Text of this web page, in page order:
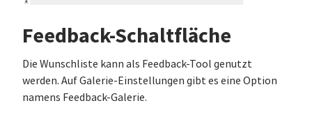
Feedback-Schaltfläche
Die Wunschliste kann als Feedback-Tool genutzt
werden. Auf Galerie-Einstellungen gibt es eine Option
namens Feedback-Galerie.